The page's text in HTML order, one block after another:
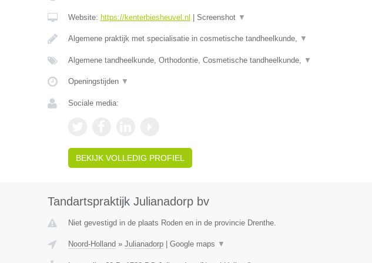
Website: https://kenterbiesheuvel.nl Screenshot ▼
Algemene praktijk met specialisatie in cosmetische tandheelkunde, ▼
Algemene tandheelkunde, Orthodontie, Cosmetische tandheelkunde, ▼
Openingstijden ▼
Sociale media:
BEKIJK VOLLEDIG PROFIEL
Tandartspraktijk Julianadorp bv
Niet gevestigd in de plaats Roden en in de provincie Drenthe.
Noord-Holland » Julianadorp| Google maps ▼